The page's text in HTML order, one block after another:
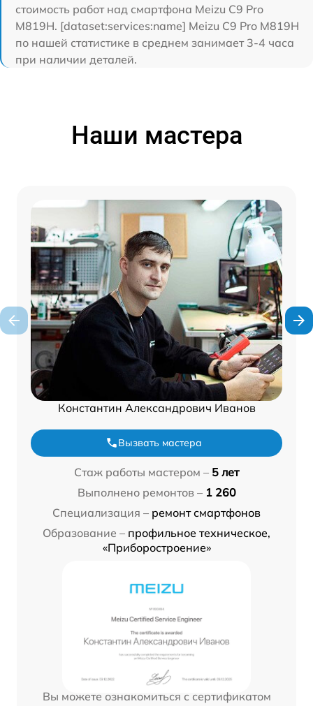
стоимость работ над смартфона Meizu C9 Pro
M819H. [dataset:services:name] Meizu C9 Pro M819H
по нашей статистике в среднем занимает 3-4 часа
при наличии деталей.
Наши мастера
Константин Александрович Иванов
Вызвать мастера
Стаж работы мастером – 5 лет
Выполнено ремонтов – 1 260
Специализация – ремонт смартфонов
Образование – профильное техническое,
«Приборостроение»
Вы можете ознакомиться с сертификатом